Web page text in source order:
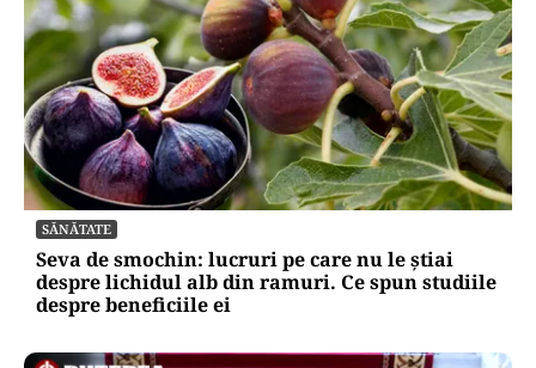
SĂNĂTATE
Seva de smochin: lucruri pe care nu le știai
despre lichidul alb din ramuri. Ce spun studiile
despre beneficiile ei